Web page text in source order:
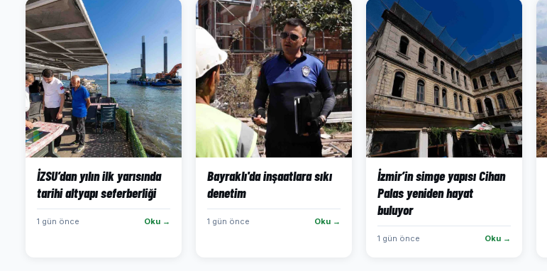
İZSU’dan yılın ilk yarısında
tarihi altyapı seferberliği
1 gün önce Oku →
Bayraklı'da inşaatlara sıkı
denetim
1 gün önce Oku →
İzmir’in simge yapısı Cihan
Palas yeniden hayat
buluyor
1 gün önce Oku →